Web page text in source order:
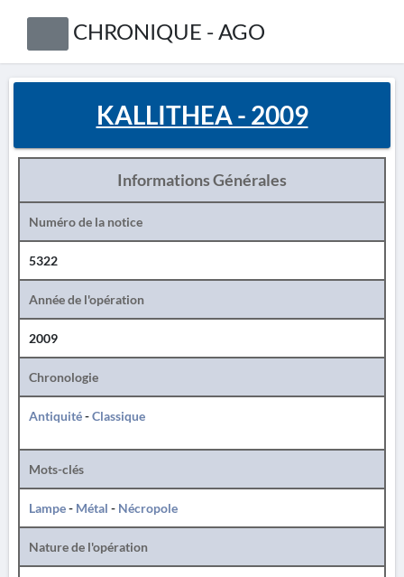
CHRONIQUE - AGO
KALLITHEA - 2009
Informations Générales
Numéro de la notice
5322
Année de l'opération
2009
Chronologie
Antiquité-Classique
Mots-clés
Lampe- Métal - Nécropole
Nature de l'opération